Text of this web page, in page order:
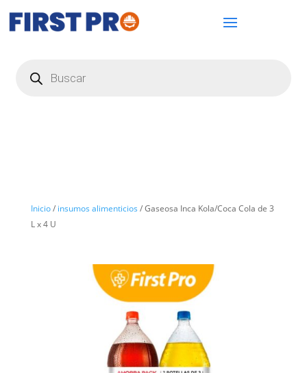
productos
Inicio/ insumos alimenticios / Gaseosa Inca Kola/Coca Cola de 3
L x 4 U